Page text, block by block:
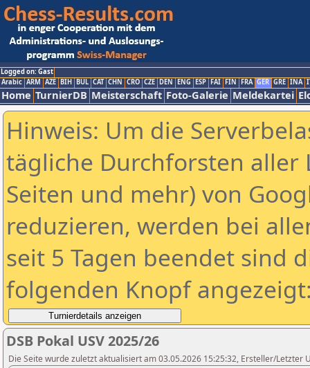
Logged on: Gast
Arabic ARM AZE BIH BUL CAT CHN CRO CZE DEN ENG ESP FAI FIN FRA GER GRE INA
Home TurnierDB Meisterschaft Foto-Galerie Meldekartei
Hinweis: Um die
tägliche Durchforsten aller
Seiten und mehr) von
reduzieren, werden bei
seit 5 Tagen beendet sind
folgenden Knopf
DSB Pokal USV 2025/26
Die Seite wurde zuletzt aktualisiert am 03.05.2026 15:25:32, Ersteller/Letzter